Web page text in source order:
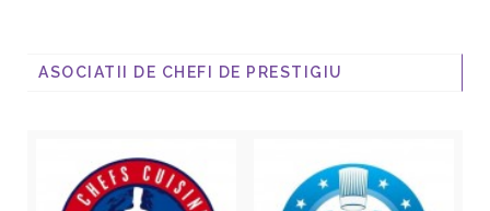
ASOCIATII DE CHEFI DE PRESTIGIU